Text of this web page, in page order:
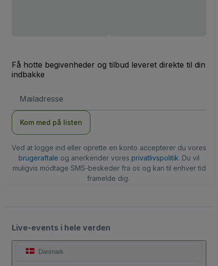
Få hotte begivenheder og tilbud leveret direkte til din
indbakke
adresse
Kom med på listen
Ved at logge ind eller oprette en konto accepterer du vores
brugeraftale og anerkender vores privatlivspolitik. Du vil
muligvis modtage SMS-beskeder fra os og kan til enhver tid
framelde dig.
Live-events i hele verden
Danmark